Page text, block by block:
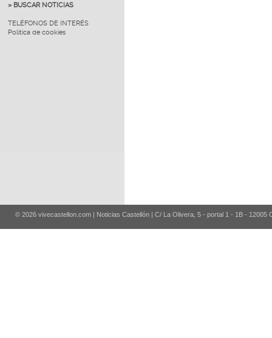
» BUSCAR NOTICIAS
TELÉFONOS DE INTERÉS
Política de cookies
© 2026 vivecastellon.com | Noticias Castellón | C/ La Olivera, 5 - portal 1 - 1B - 12005